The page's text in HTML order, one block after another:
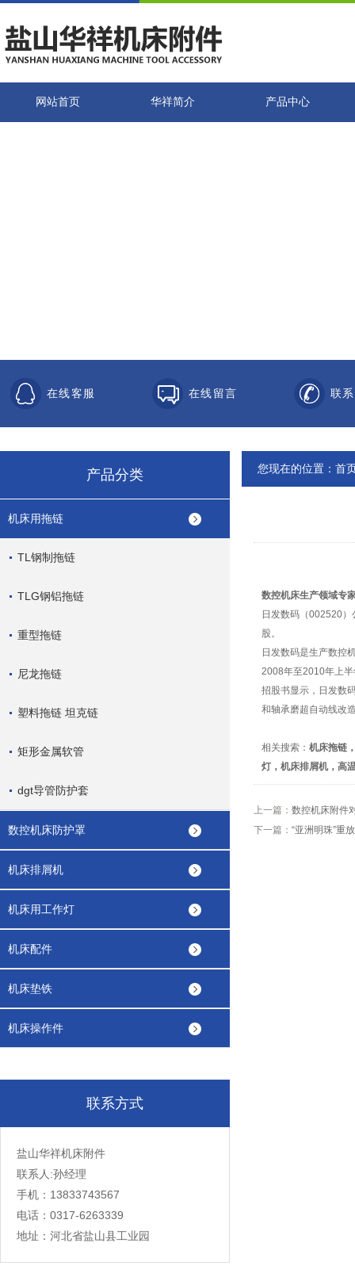
网站首页 华祥简介 产品中心
在线客服 在线留言 联
产品分类
机床用拖链
TL钢制拖链
TLG钢铝拖链
重型拖链
尼龙拖链
塑料拖链 坦克链
矩形金属软管
dgt导管防护套
数控机床防护罩
机床排屑机
机床用工作灯
机床配件
机床垫铁
机床操作件
联系方式
盐山华祥机床附件
联系人:孙经理
手机：13833743567
电话：0317-6263339
地址：河北省盐山县工业园
您现在的位置： 首
数控机床生产领域专
日发数码（002520
股。
日发数码是生产数控
2008年至2010年上
招股书显示，日发数
和轴承磨超自动线改
相关搜索： 机床拖链
灯，机床排屑机，高
上一篇： 数控机床附件
下一篇： “亚洲明珠”重